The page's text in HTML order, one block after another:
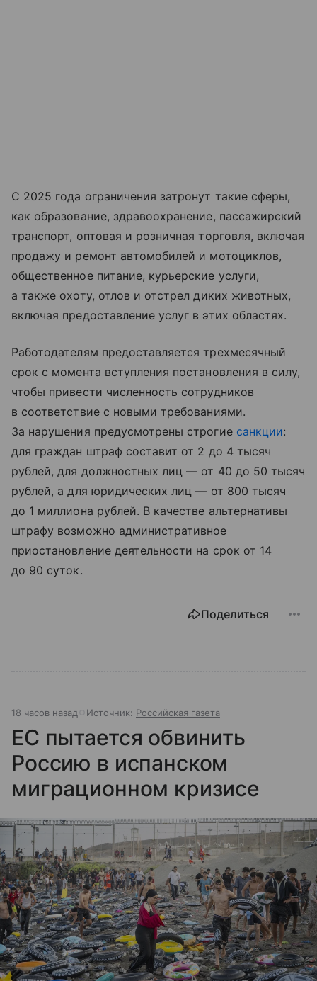
С 2025 года ограничения затронут такие сферы,
как образование, здравоохранение, пассажирский
транспорт, оптовая и розничная торговля, включая
продажу и ремонт автомобилей и мотоциклов,
общественное питание, курьерские услуги,
а также охоту, отлов и отстрел диких животных,
включая предоставление услуг в этих областях.
Работодателям предоставляется трехмесячный
срок с момента вступления постановления в силу,
чтобы привести численность сотрудников
в соответствие с новыми требованиями.
За нарушения предусмотрены строгие санкции:
для граждан штраф составит от 2 до 4 тысяч
рублей, для должностных лиц — от 40 до 50 тысяч
рублей, а для юридических лиц — от 800 тысяч
до 1 миллиона рублей. В качестве альтернативы
штрафу возможно административное
приостановление деятельности на срок от 14
до 90 суток.
Поделиться
18 часов назад Источник: Российская газета
ЕС пытается обвинить
Россию в испанском
миграционном кризисе